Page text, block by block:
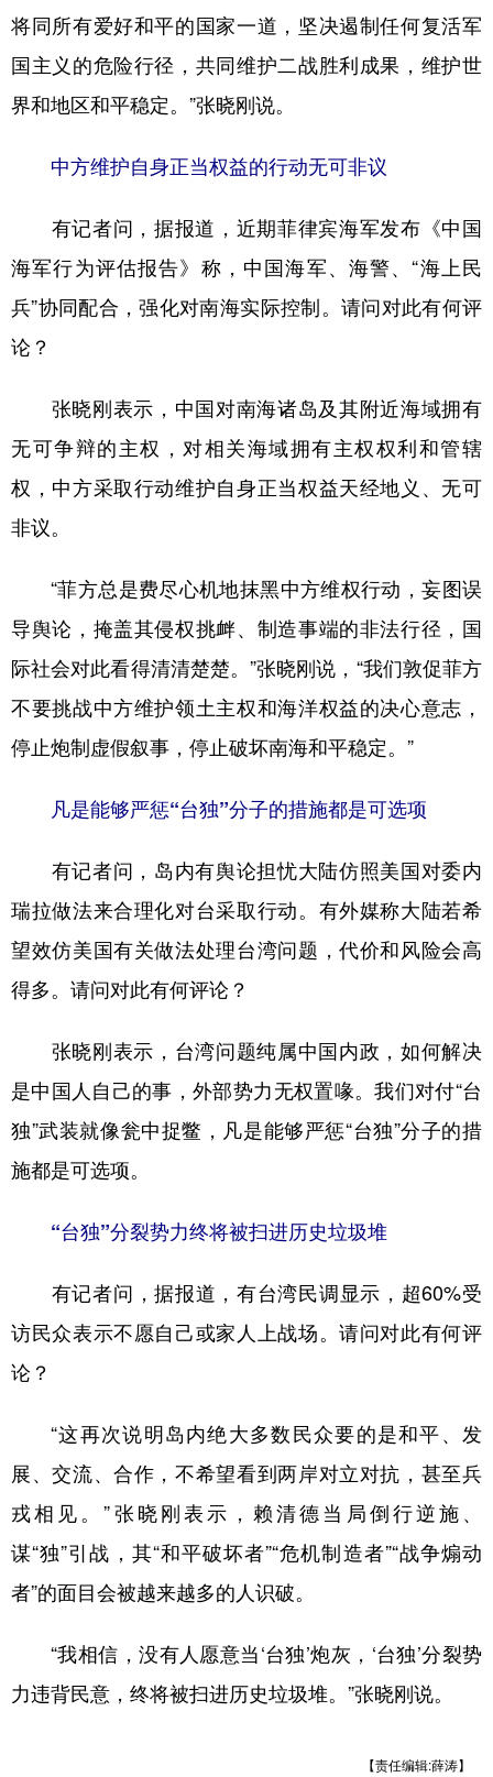
将同所有爱好和平的国家一道，坚决遏制任何复活军
国主义的危险行径，共同维护二战胜利成果，维护世
界和地区和平稳定。”张晓刚说。
中方维护自身正当权益的行动无可非议
有记者问，据报道，近期菲律宾海军发布《中国
海军行为评估报告》称，中国海军、海警、“海上民
兵”协同配合，强化对南海实际控制。请问对此有何评
论？
张晓刚表示，中国对南海诸岛及其附近海域拥有
无可争辩的主权，对相关海域拥有主权权利和管辖
权，中方采取行动维护自身正当权益天经地义、无可
非议。
“菲方总是费尽心机地抹黑中方维权行动，妄图误
导舆论，掩盖其侵权挑衅、制造事端的非法行径，国
际社会对此看得清清楚楚。”张晓刚说，“我们敦促菲方
不要挑战中方维护领土主权和海洋权益的决心意志，
停止炮制虚假叙事，停止破坏南海和平稳定。”
凡是能够严惩“台独”分子的措施都是可选项
有记者问，岛内有舆论担忧大陆仿照美国对委内
瑞拉做法来合理化对台采取行动。有外媒称大陆若希
望效仿美国有关做法处理台湾问题，代价和风险会高
得多。请问对此有何评论？
张晓刚表示，台湾问题纯属中国内政，如何解决
是中国人自己的事，外部势力无权置喙。我们对付“台
独”武装就像瓮中捉鳖，凡是能够严惩“台独”分子的措
施都是可选项。
“台独”分裂势力终将被扫进历史垃圾堆
有记者问，据报道，有台湾民调显示，超60%受
访民众表示不愿自己或家人上战场。请问对此有何评
论？
“这再次说明岛内绝大多数民众要的是和平、发
展、交流、合作，不希望看到两岸对立对抗，甚至兵
戎相见。”张晓刚表示，赖清德当局倒行逆施、
谋“独”引战，其“和平破坏者”“危机制造者”“战争煽动
者”的面目会被越来越多的人识破。
“我相信，没有人愿意当‘台独’炮灰，‘台独’分裂势
力违背民意，终将被扫进历史垃圾堆。”张晓刚说。
【责任编辑:薛涛】